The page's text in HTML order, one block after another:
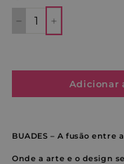
Adicionar
BUADES – A fusão entre
Onde a arte e o design